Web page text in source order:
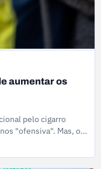
aumentar os
pelo cigarro
"ofensiva". Mas, o
sujeitos à riscos